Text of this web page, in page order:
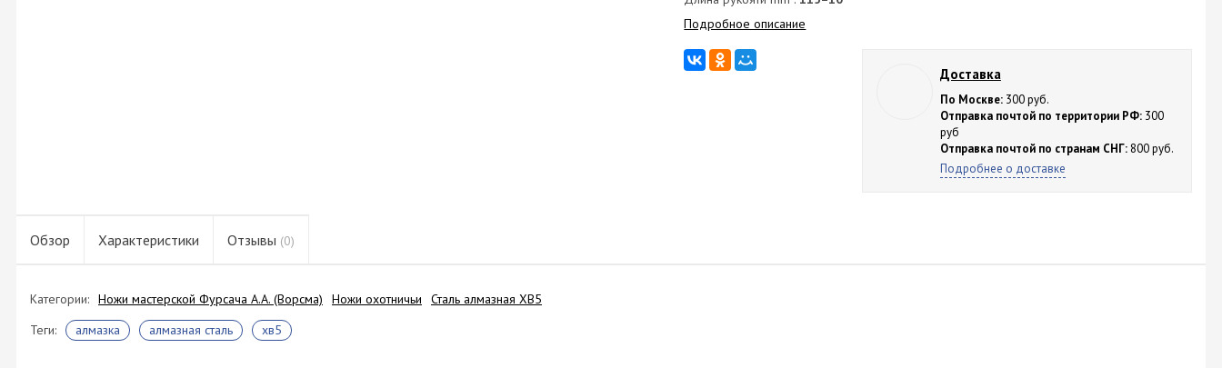
Подробное описание
Доставка
По Москве:300 руб.
Отправка почтой по территории РФ:300
руб
Отправка почтой по странам СНГ:800 руб.
Подробнее о доставке
Обзор Характеристики Отзывы (0)
Категории: Ножи мастерской Фурсача А.А. (Ворсма) Ножи охотничьи
Сталь алмазная ХВ5
Теги:
алмазка алмазная сталь хв5